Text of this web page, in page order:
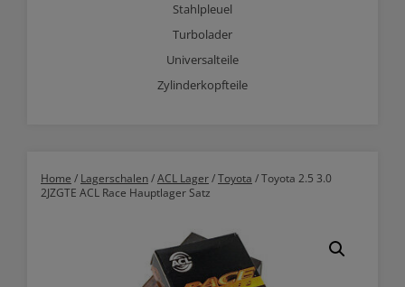
Stahlpleuel
Turbolader
Universalteile
Zylinderkopfteile
Home / Lagerschalen/ACL Lager/Toyota / Toyota 2.5 3.0
2JZGTE ACL Race Hauptlager Satz